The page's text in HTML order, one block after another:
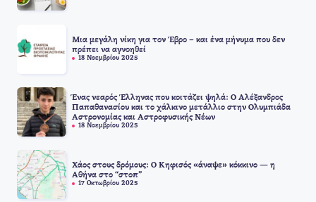
Μια μεγάλη νίκη για τον Έβρο – και ένα μήνυμα που δεν
πρέπει να αγνοηθεί
18 Νοεμβρίου 2025
Ένας νεαρός Έλληνας που κοιτάζει ψηλά: Ο Αλέξανδρος
Παπαθανασίου και το χάλκινο μετάλλιο στην Ολυμπιάδα
Αστρονομίας και Αστροφυσικής Νέων
18 Νοεμβρίου 2025
Χάος στους δρόμους: Ο Κηφισός «άναψε» κόκκινο — η
Αθήνα στο “στοπ”
17 Οκτωβρίου 2025